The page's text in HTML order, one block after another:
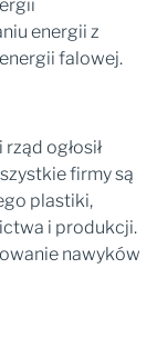
energii z
falowej.
ogłosił
firmy są
plastiki,
i produkcji.
nawyków